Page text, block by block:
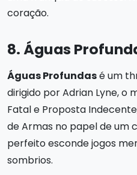
coração.
8. Águas
Águas Profundasé um
dirigido por Adrian Lyne, o
Fatal e Proposta
de Armas no papel de um
perfeito esconde jogos
sombrios.